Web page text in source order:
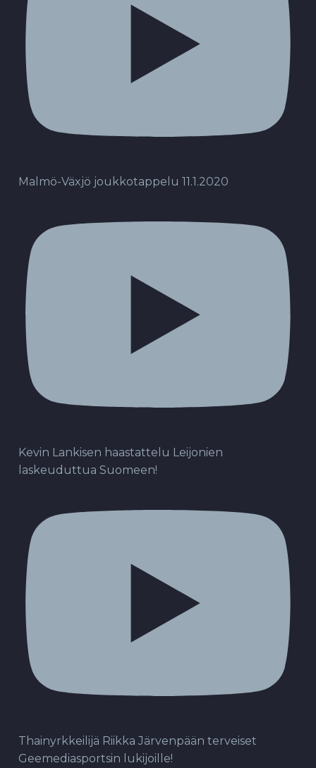
Malmö-Växjö joukkotappelu 11.1.2020
Kevin Lankisen haastattelu Leijonien
laskeuduttua Suomeen!
Thainyrkkeilijä Riikka Järvenpään terveiset
Geemediasportsin lukijoille!